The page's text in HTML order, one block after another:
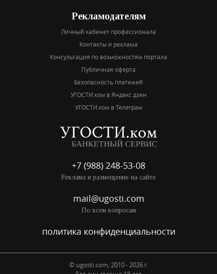
Рекламодателям
Личный кабинет профессионала
Контакты и реклама
Консультация по возможностям портала
Публичная оферта
Безопасность платежей
УГОСТИ.ком в Яндекс дзен
УГОСТИ.ком в Телеграм
+7 (988) 248-53-08
Реклама и размещение на сайте
mail@ugosti.com
По всем вопросам
политика конфиденциальности
© ugosti.com, 2010 - 2026 г.